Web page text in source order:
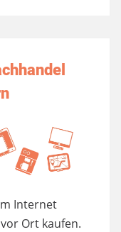
Internet
Ort kaufen.